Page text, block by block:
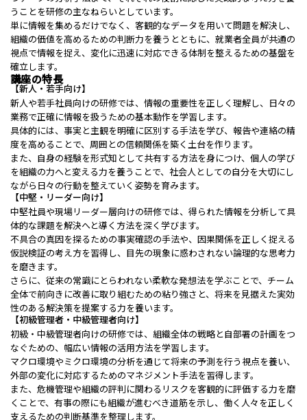
うことを研修の主なねらいとしています。
単に情報を集めるだけでなく、客観的なデータを用いて問題を解決し、
組織の価値を高めるための判断力を養うとともに、就業者全員が共通の
視点で情報を捉え、変化に迅速に対応できる体制を整えるための基盤を
確立します。
講座の特長
【新人・若手向け】
新人や若手社員向けの研修では、情報の重要性を正しく理解し、日々の
業務で正確に情報を扱うための基本動作を学習します。
具体的には、事実と主観を明確に区別する手法を学び、報告や連絡の精
度を高めることで、周囲との信頼関係を築く土台を作ります。
また、自身の経験を形式知として共有する方法を身につけ、個人の学び
を組織の力へと変える力を養うことで、社会人としての自分を大切にし
ながら日々の行動を整えていく姿勢を育みます。
【中堅・リーダー向け】
中堅社員や現場リーダー層向けの研修では、得られた情報を分析して具
体的な課題を解決へと導く方法を深く学びます。
不具合の真因を探るための事実確認の手法や、因果関係を正しく捉える
仮説検証の考え方を習得し、目先の現象に惑わされない論理的な思考力
を磨きます。
さらに、従来の常識にとらわれない柔軟な発想法を学ぶことで、チーム
全体で前向きに改善に取り組むための粘り強さと、将来を見据えた実効
性のある解決策を提案する力を養います。
【初級管理者・中級管理者向け】
初級・中級管理者向けの研修では、組織全体の戦略と自部署の計画をつ
なぐための、幅広い情報の活用方法を学習します。
マクロ環境やミクロ環境の分析を通じて将来の予測を行う視点を養い、
外部の変化に対応するためのマネジメント手法を習得します。
また、危機管理や組織の評判に関わるリスクを客観的に評価する力を磨
くことで、有事の際にも組織が進むべき道筋を示し、働く人々を正しく
支えるための判断基準を整理します。